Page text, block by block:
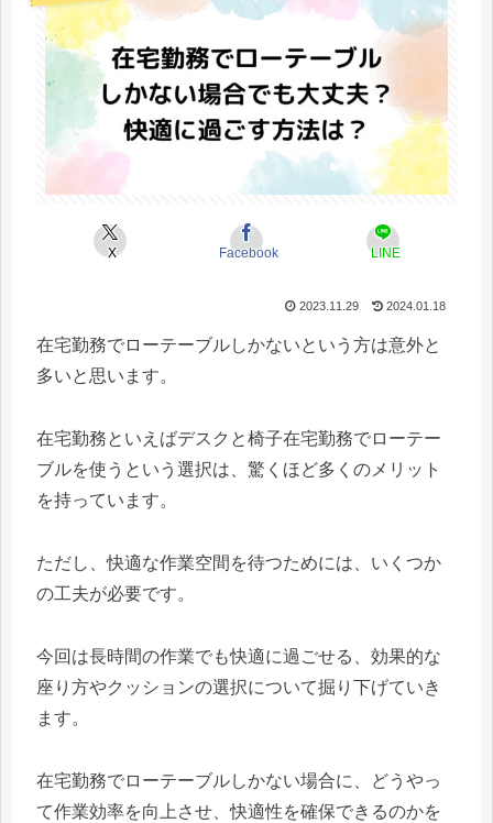
X Facebook LINE
2023.11.29 2024.01.18
在宅勤務でローテーブルしかないという方は意外と
多いと思います。
在宅勤務といえばデスクと椅子在宅勤務でローテー
ブルを使うという選択は、驚くほど多くのメリット
を持っています。
ただし、快適な作業空間を待つためには、いくつか
の工夫が必要です。
今回は長時間の作業でも快適に過ごせる、効果的な
座り方やクッションの選択について掘り下げていき
ます。
在宅勤務でローテーブルしかない場合に、どうやっ
て作業効率を向上させ、快適性を確保できるのかを